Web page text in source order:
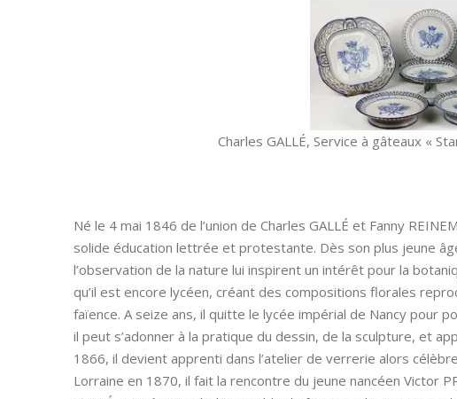
Charles GALLÉ, Service à gâteaux «
Né le 4 mai 1846 de l’union de Charles GALLÉ et Fanny
solide éducation lettrée et protestante. Dès son plus jeune
l’observation de la nature lui inspirent un intérêt pour la
qu’il est encore lycéen, créant des compositions florales
faïence. A seize ans, il quitte le lycée impérial de Nancy pour
il peut s’adonner à la pratique du dessin, de la sculpture, et
1866, il devient apprenti dans l’atelier de verrerie alors
Lorraine en 1870, il fait la rencontre du jeune nancéen Victor